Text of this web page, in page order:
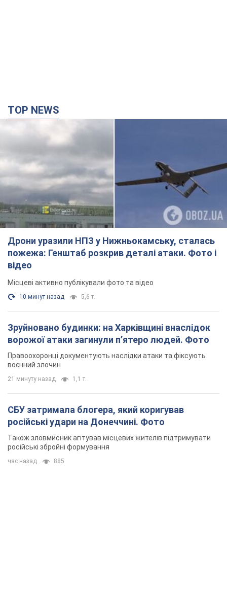
TOP NEWS
Дрони уразили НПЗ у Нижньокамську, сталась
пожежа: Генштаб розкрив деталі атаки. Фото і
відео
Місцеві активно публікували фото та відео
10 минут назад 5,6 т.
Зруйновано будинки: на Харківщині внаслідок
ворожої атаки загинули п’ятеро людей. Фото
Правоохоронці документують наслідки атаки та фіксують
воєнний злочин
21 минуту назад 1,1 т.
СБУ затримала блогера, який коригував
російські удари на Донеччині. Фото
Також зловмисник агітував місцевих жителів підтримувати
російські збройні формування
час назад 885